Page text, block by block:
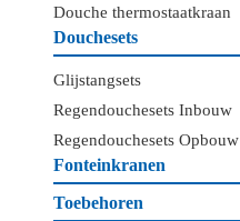
Douche thermostaatkraan
Douchesets
Glijstangsets
Regendouchesets Inbouw
Regendouchesets Opbouw
Fonteinkranen
Toebehoren